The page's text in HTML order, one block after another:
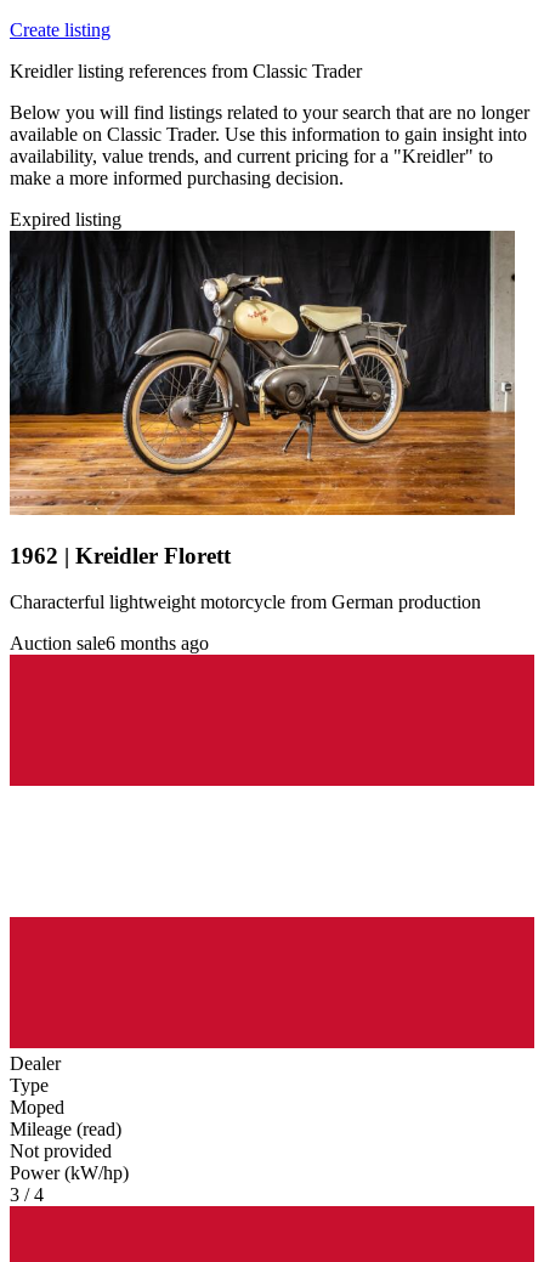
Create listing
Kreidler listing references from Classic Trader
Below you will find listings related to your search that are no longer
available on Classic Trader. Use this information to gain insight into
availability, value trends, and current pricing for a "Kreidler" to
make a more informed purchasing decision.
Expired listing
1962 | Kreidler Florett
Characterful lightweight motorcycle from German production
Auction sale6 months ago
Dealer
Type
Moped
Mileage (read)
Not provided
Power (kW/hp)
3 / 4